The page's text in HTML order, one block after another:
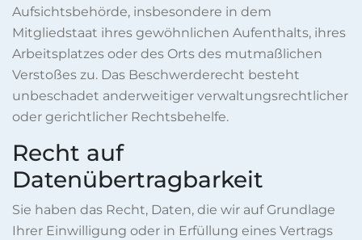
Aufsichtsbehörde, insbesondere in dem
Mitgliedstaat ihres gewöhnlichen Aufenthalts, ihres
Arbeitsplatzes oder des Orts des mutmaßlichen
Verstoßes zu. Das Beschwerderecht besteht
unbeschadet anderweitiger verwaltungsrechtlicher
oder gerichtlicher Rechtsbehelfe.
Recht auf
Datenübertragbarkeit
Sie haben das Recht, Daten, die wir auf Grundlage
Ihrer Einwilligung oder in Erfüllung eines Vertrags